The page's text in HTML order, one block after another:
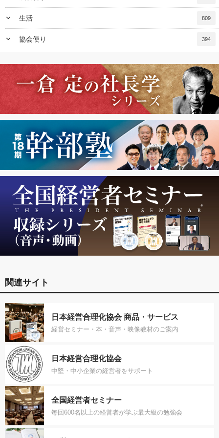
keyboard_arrow_down 生活 809
keyboard_arrow_down 協会便り 394
関連サイト
日本経営合理化協会 商品・サービス
経営セミナー・本・音声・映像教材のご案内
日本経営合理化協会
中堅・中小企業の経営者をサポート
全国経営者セミナー
毎回600名以上の経営者が学ぶ最大級の勉強会